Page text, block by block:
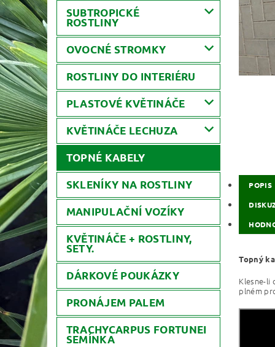
SUBTROPICKÉ
ROSTLINY
OVOCNÉ STROMKY
ROSTLINY DO INTERIÉRU
PLASTOVÉ KVĚTINÁČE
KVĚTINÁČE LECHUZA
TOPNÉ KABELY
SKLENÍKY NA ROSTLINY
MANIPULAČNÍ VOZÍKY
KVĚTINÁČE + ROSTLINY,
SETY.
DÁRKOVÉ POUKÁZKY
PRONÁJEM PALEM
TRACHYCARPUS FORTUNEI
SEMÍNKA
POPIS
Topný
Klesne-li
plném